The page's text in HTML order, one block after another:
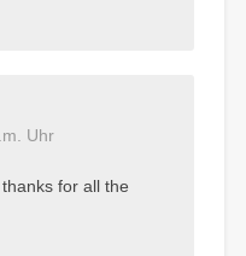
Uhr
for all the